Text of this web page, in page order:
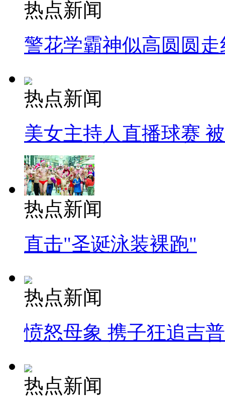
热点新闻
警花学霸神似高圆圆走
热点新闻
美女主持人直播球赛
热点新闻
直击"圣诞泳装裸跑"
热点新闻
愤怒母象 携子狂追吉
热点新闻